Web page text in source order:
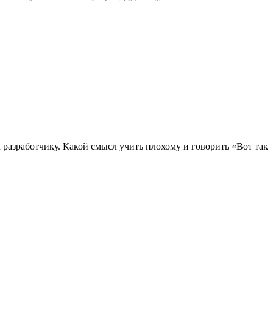
Какой смысл учить плохому и говорить «Вот так